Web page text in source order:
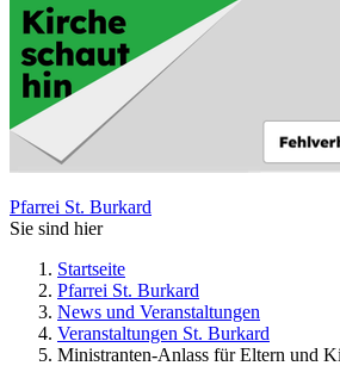
Pfarrei St. Burkard
Sie sind hier
Startseite
Pfarrei St. Burkard
News und Veranstaltungen
Veranstaltungen St. Burkard
Ministranten-Anlass für Eltern und